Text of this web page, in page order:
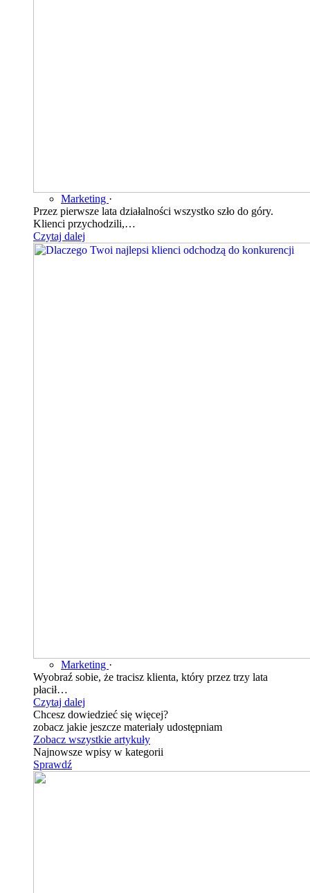
Marketing ·
Przez pierwsze lata działalności wszystko szło do góry.
Klienci przychodzili,…
Czytaj dalej
Marketing ·
Wyobraź sobie, że tracisz klienta, który przez trzy lata
płacił…
Czytaj dalej
Chcesz dowiedzieć się więcej?
zobacz jakie jeszcze materiały udostępniam
Zobacz wszystkie artykuły
Najnowsze wpisy w kategorii
Sprawdź